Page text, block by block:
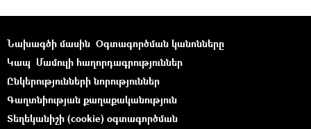
Նախագծի մասին Օգտագործման կանոնները
Կապ Մամուլի հաղորդագրություններ
Ընկերությունների նորություններ
Գաղտնիության քաղաքականություն
Տեղեկանիշի (cookie) օգտագործման